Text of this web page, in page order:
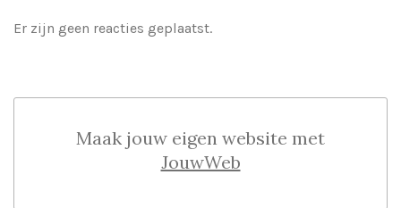
Er zijn geen reacties geplaatst.
Maak jouw eigen website met
JouwWeb